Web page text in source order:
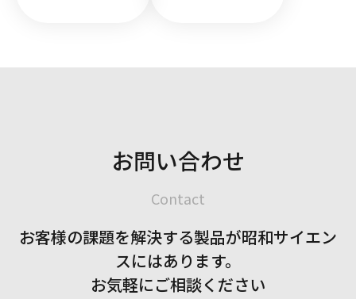
お問い合わせ
Contact
お客様の課題を解決する製品が昭和サイエン
スにはあります。
お気軽にご相談ください